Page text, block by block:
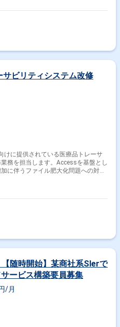
サビリティシステム改修
務を担当します。Accessを基盤とし
に伴うファイル肥大化問題への対応
工程に携わり、業務継続性と安定性
随時開始】某商社系SIerで
ービス構築要員募集
/月